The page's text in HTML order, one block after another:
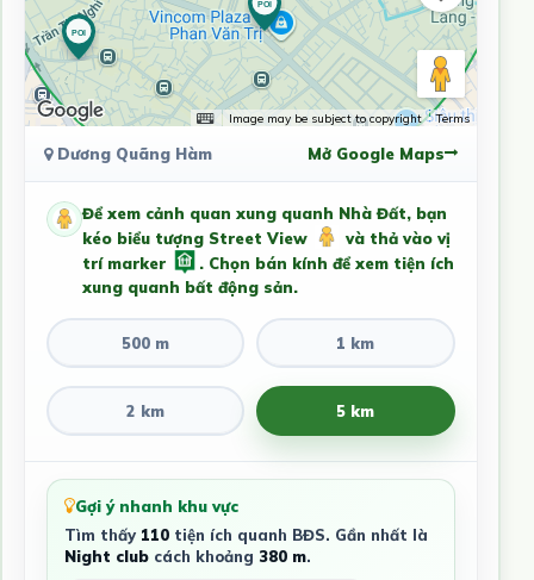
Image may be subject to copyright Terms
Dương Quãng Hàm Mở Google Maps
Để xem cảnh quan xung quanh Nhà Đất, bạn
kéo biểu tượng Street View
và thả vào vị
trí marker
. Chọn bán kính để xem tiện ích
xung quanh bất động sản.
500 m 1 km
2 km 5 km
Gợi ý nhanh khu vực
Tìm thấy 110tiện ích quanh BĐS. Gần nhất là
Night clubcách khoảng 380 m.